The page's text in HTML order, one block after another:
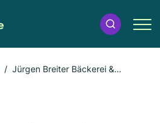
Jürgen Breiter Bäckerei &